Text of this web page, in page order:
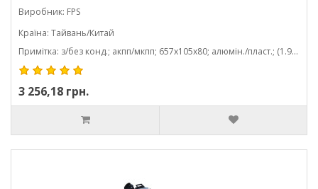
Виробник: FPS
Країна: Тайвань/Китай
Примітка: з/без конд.; акпп/мкпп; 657x105x80; алюмін./пласт.; (1.9 dci/2.0 tce)
3 256,18 грн.